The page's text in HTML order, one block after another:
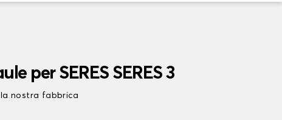
per SERES SERES 3
nostra fabbrica